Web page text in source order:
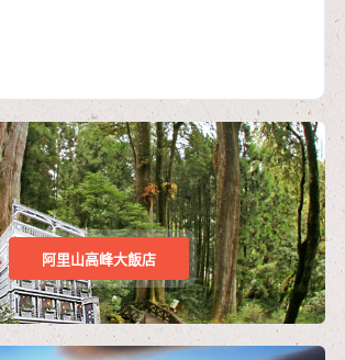
阿里山高峰大飯店